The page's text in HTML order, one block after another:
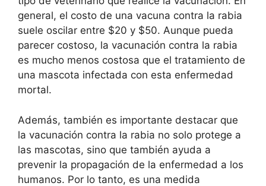
general, el costo de una vacuna contra la rabia
suele oscilar entre $20 y $50. Aunque pueda
parecer costoso, la vacunación contra la rabia
es mucho menos costosa que el tratamiento de
una mascota infectada con esta enfermedad
mortal.
Además, también es importante destacar que
la vacunación contra la rabia no solo protege a
las mascotas, sino que también ayuda a
prevenir la propagación de la enfermedad a los
humanos. Por lo tanto, es una medida